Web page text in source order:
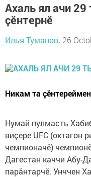
Ахаль ял ачи 29
ҫӗнтернӗ
Илья Туманов, 26
Никам та
Нумай пулмасть
виҫере UFC (октагон
чемпионачӗ)
Дагестан каччи Абу-
парӑнтарчӗ. Унччен